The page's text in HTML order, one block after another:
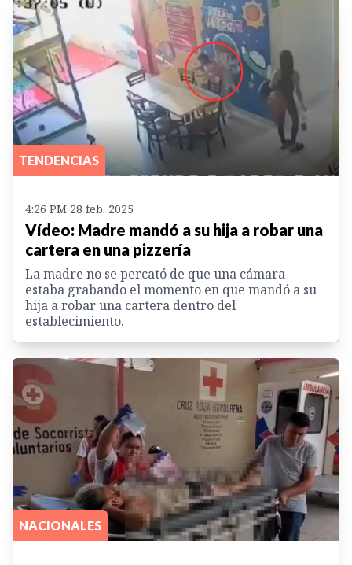
TENDENCIAS
4:26 PM 28 feb. 2025
Vídeo: Madre mandó a su hija a robar una
cartera en una pizzería
La madre no se percató de que una cámara
estaba grabando el momento en que mandó a su
hija a robar una cartera dentro del
establecimiento.
NACIONALES